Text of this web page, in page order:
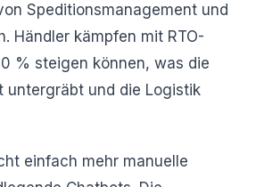
Speditionsmanagement und
Händler kämpfen mit RTO-
% steigen können, was die
untergräbt und die Logistik
einfach mehr manuelle